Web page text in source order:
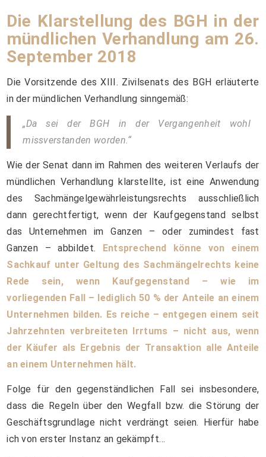
Die Klarstellung des BGH in der
mündlichen Verhandlung am 26.
September 2018
Die Vorsitzende des XIII. Zivilsenats des BGH erläuterte
in der mündlichen Verhandlung sinngemäß:
„Da sei der BGH in der Vergangenheit wohl
missverstanden worden.“
Wie der Senat dann im Rahmen des weiteren Verlaufs der
mündlichen Verhandlung klarstellte, ist eine Anwendung
des Sachmängelgewährleistungsrechts ausschließlich
dann gerechtfertigt, wenn der Kaufgegenstand selbst
das Unternehmen im Ganzen – oder zumindest fast
Ganzen – abbildet.
Entsprechend könne von einem
Sachkauf unter Geltung des Sachmängelrechts keine
Rede sein, wenn Kaufgegenstand – wie im
vorliegenden Fall – lediglich 50 % der Anteile an einem
Unternehmen bilden. Es reiche – entgegen einem seit
Jahrzehnten verbreiteten Irrtums – nicht aus, wenn
der Käufer als Ergebnis der Transaktion alle Anteile
an einem Unternehmen hält.
Folge für den gegenständlichen Fall sei insbesondere,
dass die Regeln über den Wegfall bzw. die Störung der
Geschäftsgrundlage nicht verdrängt seien. Hierfür habe
ich von erster Instanz an gekämpft…